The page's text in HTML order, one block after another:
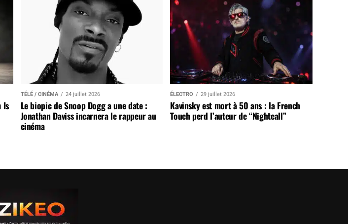
Is
TÉLÉ / CINÉMA 24 juillet 2026
Le biopic de Snoop Dogg a une date :
Jonathan Daviss incarnera le rappeur au
cinéma
ÉLECTRO 29 juillet 2026
Kavinsky est mort à 50 ans : la French
Touch perd l’auteur de “Nightcall”